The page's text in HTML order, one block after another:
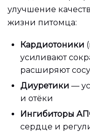
улучшение
жизни питомца:
Кардиотоники
усиливают
расширяют
Диуретики —
и отёки
Ингибиторы
сердце и